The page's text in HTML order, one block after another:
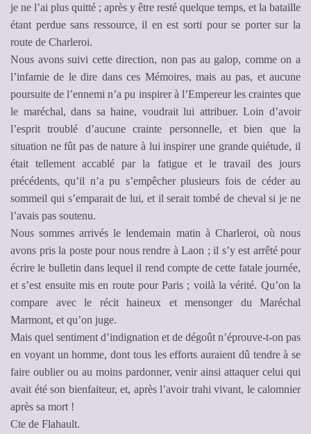
je ne l’ai plus quitté ; après y être resté quelque temps, et la bataille
étant perdue sans ressource, il en est sorti pour se porter sur la
route de Charleroi.
Nous avons suivi cette direction, non pas au galop, comme on a
l’infamie de le dire dans ces Mémoires, mais au pas, et aucune
poursuite de l’ennemi n’a pu inspirer à l’Empereur les craintes que
le maréchal, dans sa haine, voudrait lui attribuer. Loin d’avoir
l’esprit troublé d’aucune crainte personnelle, et bien que la
situation ne fût pas de nature à lui inspirer une grande quiétude, il
était tellement accablé par la fatigue et le travail des jours
précédents, qu’il n’a pu s’empêcher plusieurs fois de céder au
sommeil qui s’emparait de lui, et il serait tombé de cheval si je ne
l’avais pas soutenu.
Nous sommes arrivés le lendemain matin à Charleroi, où nous
avons pris la poste pour nous rendre à Laon ; il s’y est arrêté pour
écrire le bulletin dans lequel il rend compte de cette fatale journée,
et s’est ensuite mis en route pour Paris ; voilà la vérité. Qu’on la
compare avec le récit haineux et mensonger du Maréchal
Marmont, et qu’on juge.
Mais quel sentiment d’indignation et de dégoût n’éprouve-t-on pas
en voyant un homme, dont tous les efforts auraient dû tendre à se
faire oublier ou au moins pardonner, venir ainsi attaquer celui qui
avait été son bienfaiteur, et, après l’avoir trahi vivant, le calomnier
après sa mort !
Cte de Flahault.